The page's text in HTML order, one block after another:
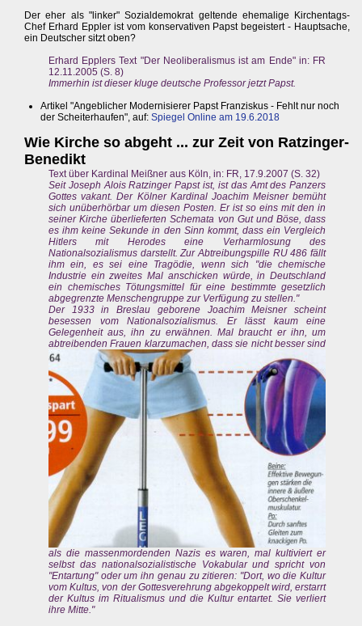
Der eher als "linker" Sozialdemokrat geltende ehemalige Kirchentags-
Chef Erhard Eppler ist vom konservativen Papst begeistert - Hauptsache,
ein Deutscher sitzt oben?
Erhard Epplers Text "Der Neoliberalismus ist am Ende" in: FR
12.11.2005 (S. 8)
Immerhin ist dieser kluge deutsche Professor jetzt Papst.
Artikel "Angeblicher Modernisierer Papst Franziskus - Fehlt nur noch
der Scheiterhaufen", auf: Spiegel Online am 19.6.2018
Wie Kirche so abgeht ... zur Zeit von Ratzinger-
Benedikt
Text über Kardinal Meißner aus Köln, in: FR, 17.9.2007 (S. 32)
Seit Joseph Alois Ratzinger Papst ist, ist das Amt des Panzers
Gottes vakant. Der Kölner Kardinal Joachim Meisner bemüht
sich unüberhörbar um diesen Posten. Er ist so eins mit den in
seiner Kirche überlieferten Schemata von Gut und Böse, dass
es ihm keine Sekunde in den Sinn kommt, dass ein Vergleich
Hitlers mit Herodes eine Verharmlosung des
Nationalsozialismus darstellt. Zur Abtreibungspille RU 486 fällt
ihm ein, es sei eine Tragödie, wenn sich "die chemische
Industrie ein zweites Mal anschicken würde, in Deutschland
ein chemisches Tötungsmittel für eine bestimmte gesetzlich
abgegrenzte Menschengruppe zur Verfügung zu stellen."
Der 1933 in Breslau geborene Joachim Meisner scheint
besessen vom Nationalsozialismus. Er lässt kaum eine
Gelegenheit aus, ihn zu erwähnen. Mal braucht er ihn, um
abtreibenden Frauen klarzumachen, dass sie nicht besser sind
als die massenmordenden Nazis es waren, mal kultiviert er
selbst das nationalsozialistische Vokabular und spricht von
"Entartung" oder um ihn genau zu zitieren: "Dort, wo die Kultur
vom Kultus, von der Gottesverehrung abgekoppelt wird, erstarrt
der Kultus im Ritualismus und die Kultur entartet. Sie verliert
ihre Mitte."